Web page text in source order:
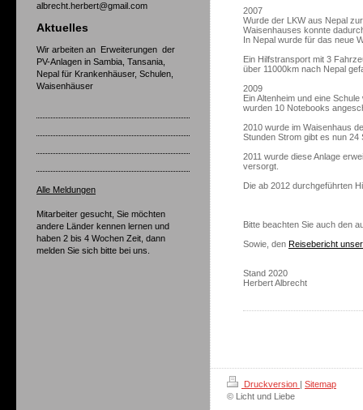
2007
Wurde der LKW aus Nepal
Waisenhauses konnte
In Nepal wurde für das neue
Ein Hilfstransport mit 3
über 11000km nach Nepal
2009
Ein Altenheim und eine
wurden 10 Notebooks
2010 wurde im Waisenhaus
Stunden Strom gibt es nun
2011 wurde diese Anlage
versorgt.
Die ab 2012 durchgeführten
Bitte beachten Sie auch den
Sowie, den Reisebericht
Stand 2020
Herbert Albrecht
albrecht.herbert@gmail.com
Aktuelles
Wir arbeiten an Erweiterungen der
PV-Anlagen in Sambia, Tansania,
Nepal für Krankenhäuser, Schulen,
Waisenhäuser
Alle Meldungen
Mitarbeiter gesucht, Sie möchten
andere Länder kennen lernen und
haben 2 bis 4 Wochen Zeit, dann
melden Sie sich bitte bei uns.
Druckversion | Sitemap
© Licht und Liebe